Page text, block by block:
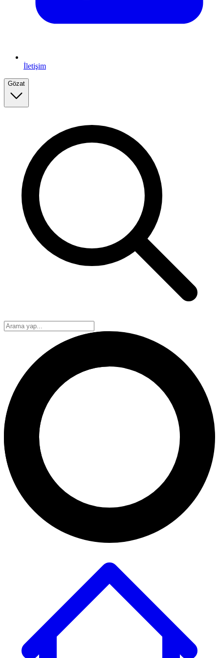
İletişim
Gözat